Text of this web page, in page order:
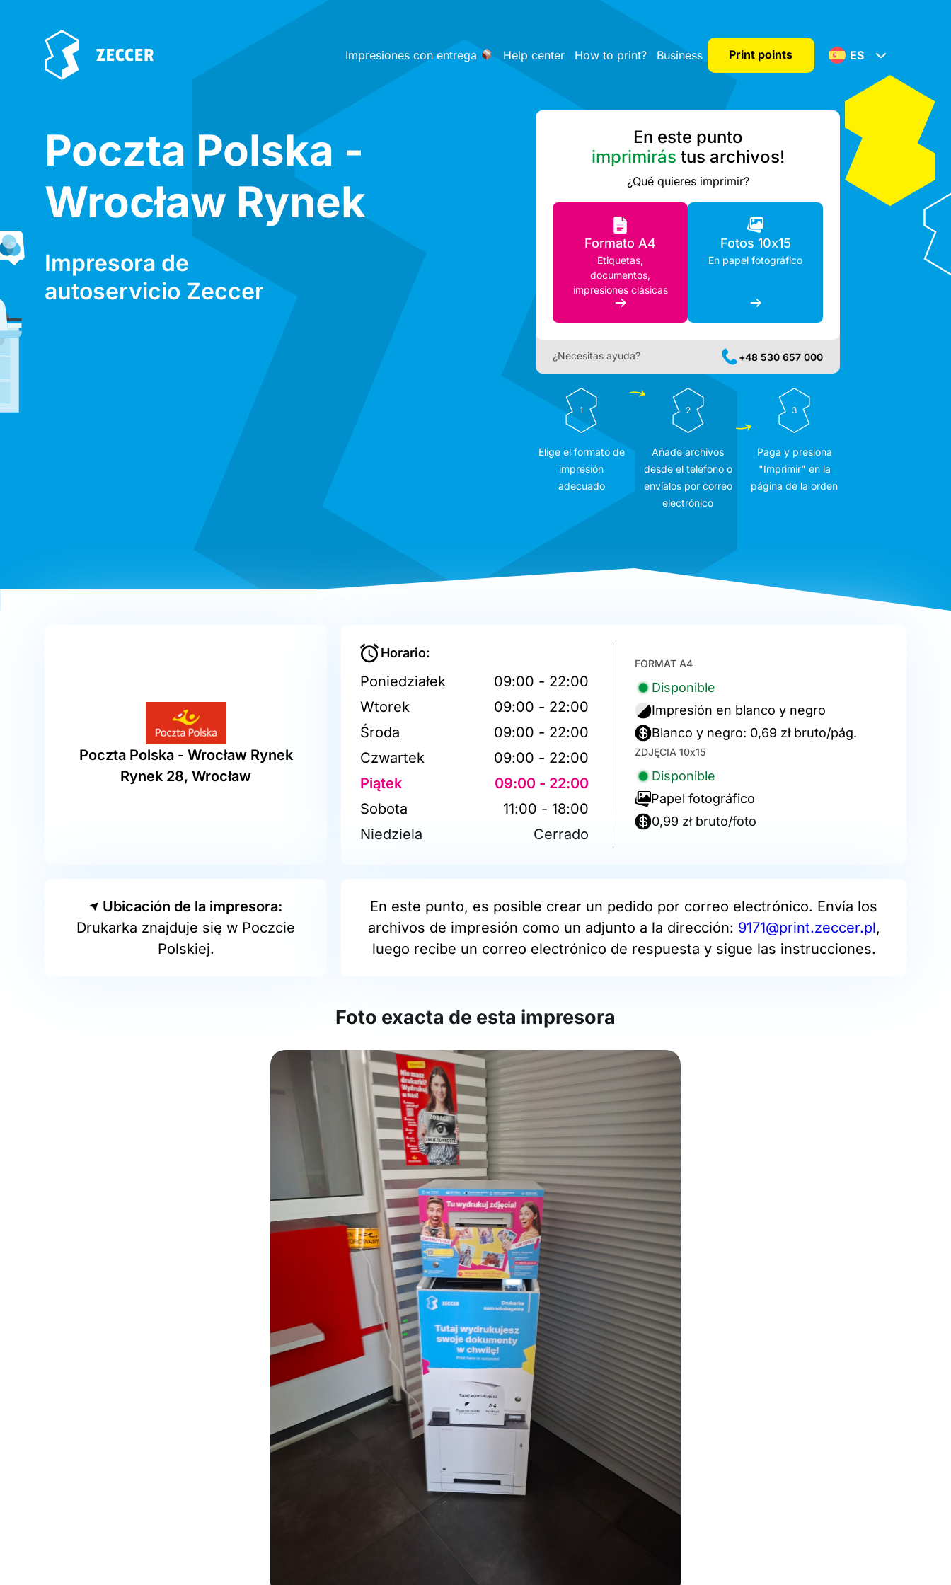
Impresiones con entrega Help center How to print? Business Print points ES
Poczta Polska -
Wrocław Rynek
Impresora de
autoservicio Zeccer
En este punto
imprimirás tus archivos!
¿Qué quieres imprimir?
Formato A4
Etiquetas,
documentos,
impresiones clásicas
Fotos 10x15
En papel fotográfico
¿Necesitas ayuda? +48 530 657 000
1
Elige el formato de
impresión
adecuado
2
Añade archivos
desde el teléfono o
envíalos por correo
electrónico
3
Paga y presiona
"Imprimir" en la
página de la orden
Poczta Polska - Wrocław Rynek
Rynek 28, Wrocław
Horario:
Poniedziałek
09:00 - 22:00
Wtorek
09:00 - 22:00
Środa
09:00 - 22:00
Czwartek
09:00 - 22:00
Piątek
09:00 - 22:00
Sobota
11:00 - 18:00
Niedziela
Cerrado
FORMAT A4
Disponible
Impresión en blanco y negro
Blanco y negro: 0,69 zł bruto/pág.
ZDJĘCIA 10x15
Disponible
Papel fotográfico
0,99 zł bruto/foto
Ubicación de la impresora:
Drukarka znajduje się w Poczcie
Polskiej.
En este punto, es posible crear un pedido por correo electrónico. Envía los
archivos de impresión como un adjunto a la dirección: 9171@print.zeccer.pl,
luego recibe un correo electrónico de respuesta y sigue las instrucciones.
Foto exacta de esta impresora